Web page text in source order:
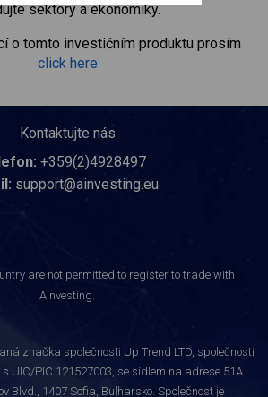
sektory a ekonomiky.
o tomto investičním produktu prosím
click here
Kontaktujte nás
+359(2)4928497
support@ainvesting.eu
are not permitted to register to trade with
Ainvesting.
značka společnosti Up Trend LTD, společnosti
UIC/PIC 121527003, se sídlem na adrese 51A
Blvd., 1407 Sofia, Bulharsko. Společnost je